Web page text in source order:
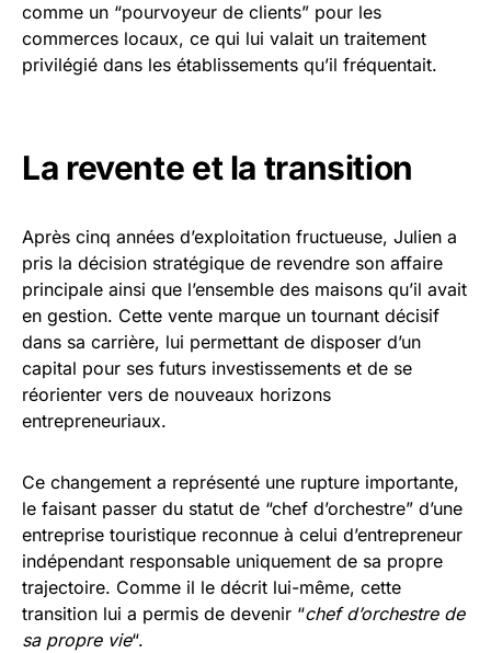
comme un “pourvoyeur de clients” pour les
commerces locaux, ce qui lui valait un traitement
privilégié dans les établissements qu’il fréquentait.
La revente et la transition
Après cinq années d’exploitation fructueuse, Julien a
pris la décision stratégique de revendre son affaire
principale ainsi que l’ensemble des maisons qu’il avait
en gestion. Cette vente marque un tournant décisif
dans sa carrière, lui permettant de disposer d’un
capital pour ses futurs investissements et de se
réorienter vers de nouveaux horizons
entrepreneuriaux.
Ce changement a représenté une rupture importante,
le faisant passer du statut de “chef d’orchestre” d’une
entreprise touristique reconnue à celui d’entrepreneur
indépendant responsable uniquement de sa propre
trajectoire. Comme il le décrit lui-même, cette
transition lui a permis de devenir “chef d’orchestre de
sa propre vie“.